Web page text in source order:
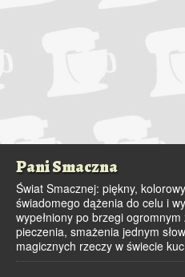
Pani Smaczna
Świat Smacznej: piękny,
świadomego dążenia do celu i
wypełniony po brzegi
pieczenia, smażenia jednym
magicznych rzeczy w świecie